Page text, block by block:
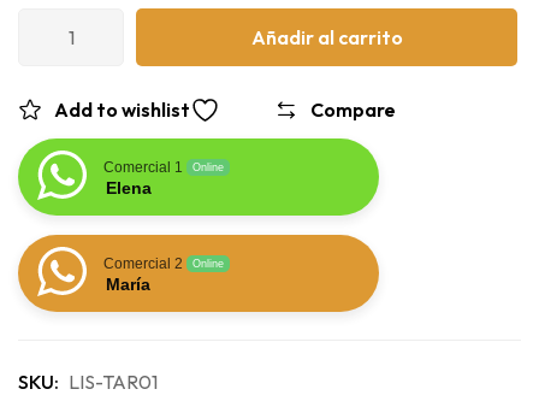
Añadir al carrito
Add to wishlist Compare
Comercial 1 Online
Elena
Comercial 2 Online
María
SKU: LIS-TAR01